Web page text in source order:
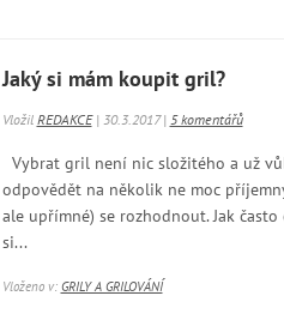
Jaký si mám koupit gril?
Vložil REDAKCE| 30.3.2017 | 5 komentářů
Vybrat gril není nic složitého a už
odpovědět na několik ne moc
ale upřímné) se rozhodnout. Jak
si...
Vloženo v: GRILY A GRILOVÁNÍ